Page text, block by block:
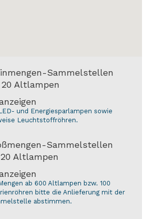
Sammelstellen
20 Altlampen
und Energiesparlampen sowie
Leuchtstoffröhren.
Sammelstellen
Altlampen
ab 600 Altlampen bzw. 100
bitte die Anlieferung mit der
abstimmen.